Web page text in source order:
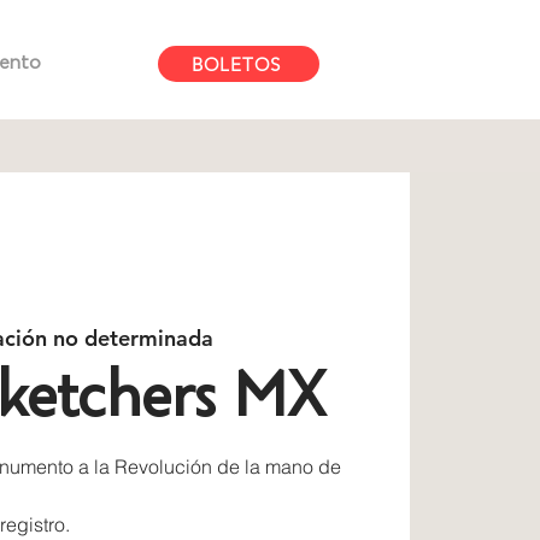
BOLETOS
no determinada
MX
a la Revolución de la mano de